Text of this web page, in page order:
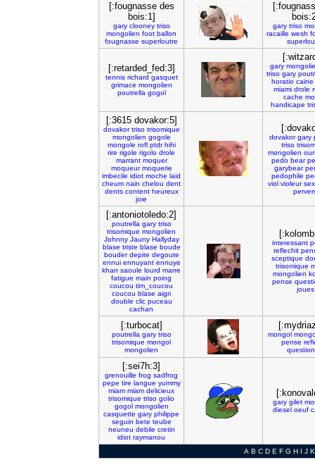
[:fougnasse des
bois:1]
gary clooney triso
mongolien foot ballon
fougnasse superloutre
gary triso
racaille wesh
[:retarded_fed:3]
tennis richard gasquet
grimace mongolien
poutrella gogol
gary
triso gary
horatio caine
miami drole
cache
handicape
[:3615 dovakor:5]
dovakor triso trisomique
mongolien gogole
mongole rofl ptdr hihi
rire rigole rigolo drole
marrant moquer
moqueur moquerie
imbecile idiot moche laid
cheum nain chelou dent
dents content heureux
joie
dovakor gary
triso
mongolien
pedo bear
garybear
pedophile
viol violeur
[:antoniotoledo:2]
poutrella gary triso
trisomique mongolien
Johnny Jauny Hallyday
blase triste blase boude
bouder depite degoute
ennui ennuyant ennuye
khan saoule lourd marre
fatigue main poing
coucou tim_coucou
coucou blase aigri
double clic puceau
cachan
interessant
reflechit
sceptique
trisomique
mongolien
pense
joues
[:turbocat]
poutrella gary triso
trisomique mongol
mongolien
mongol
pense
[:sei7h:3]
grenouille frog sadfrog
pepe tire langue yummy
miam miam delicieux
trisomique triso golio
gogol mongolien
casquette gary philippe
seguin bete teube
neuneu debile cretin
idiot raymanou
gary gilet
diesel oeuf
A B C D E F G H I J K